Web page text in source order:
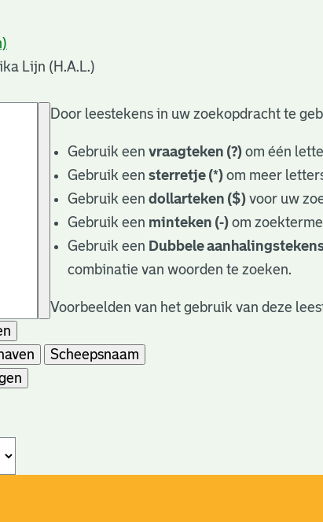
Lijn (H.A.L.)
Door leestekens in uw zoekopdracht te
Gebruik eenvraagteken (?) om één
Gebruik eensterretje (*) om meer
Gebruik eendollarteken ($) voor uw
Gebruik een minteken (-) om
Gebruik een Dubbele
combinatie van woorden te zoeken.
Voorbeelden van het gebruik van deze
Scheepsnaam